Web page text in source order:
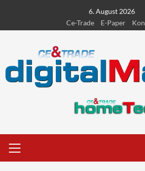
content
6. August 2026
Ce-Trade
E-Paper
Menu